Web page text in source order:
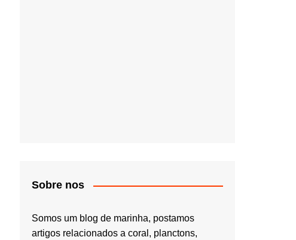
Sobre nos
Somos um blog de marinha, postamos
artigos relacionados a coral, planctons,